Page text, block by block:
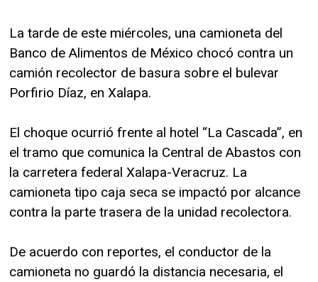
La tarde de este miércoles, una camioneta del
Banco de Alimentos de México chocó contra un
camión recolector de basura sobre el bulevar
Porfirio Díaz, en Xalapa.
El choque ocurrió frente al hotel “La Cascada”, en
el tramo que comunica la Central de Abastos con
la carretera federal Xalapa-Veracruz. La
camioneta tipo caja seca se impactó por alcance
contra la parte trasera de la unidad recolectora.
De acuerdo con reportes, el conductor de la
camioneta no guardó la distancia necesaria, el